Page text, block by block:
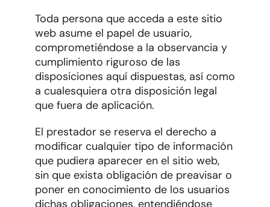
Toda persona que acceda a este sitio
web asume el papel de usuario,
comprometiéndose a la observancia y
cumplimiento riguroso de las
disposiciones aquí dispuestas, así como
a cualesquiera otra disposición legal
que fuera de aplicación.
El prestador se reserva el derecho a
modificar cualquier tipo de información
que pudiera aparecer en el sitio web,
sin que exista obligación de preavisar o
poner en conocimiento de los usuarios
dichas obligaciones, entendiéndose